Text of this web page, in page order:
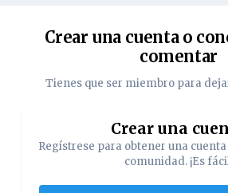
Crear una cuenta o
comentar
Tienes que ser miembro para
Crear una
Regístrese para obtener una
comunidad. ¡Es